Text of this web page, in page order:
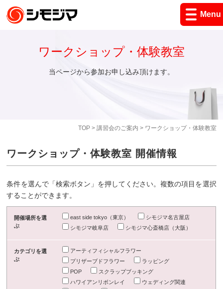
Menu
TOP> 講習会のご案内 > ワークショップ・体験教室
ワークショップ・体験教室
当ページから参加お申し込み頂けます。
ワークショップ・体験教室 開催情報
条件を選んで「検索ボタン」を押してください。複数の項目を選択
することができます。
開催場所を選
ぶ
east side tokyo（東京）
シモジマ名古屋店
シモジマ岐阜店
シモジマ心斎橋店（大阪）
カテゴリを選
ぶ
アーティフィシャルフラワー
プリザーブドフラワー
ラッピング
POP
スクラップブッキング
ハワイアンリボンレイ
ウェディング関連